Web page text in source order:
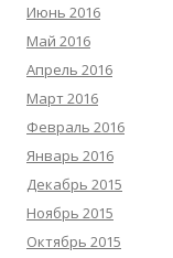
Июнь 2016
Май 2016
Апрель 2016
Март 2016
Февраль 2016
Январь 2016
Декабрь 2015
Ноябрь 2015
Октябрь 2015